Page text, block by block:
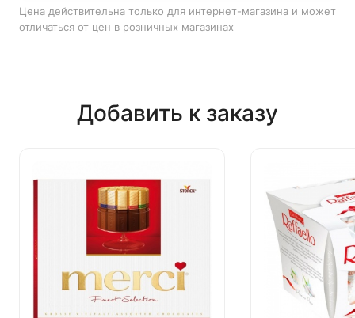
Цена действительна только для интернет-магазина и может
отличаться от цен в розничных магазинах
Добавить к заказу